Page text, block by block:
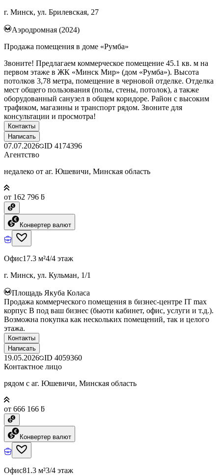
г. Минск, ул. Брилевская, 27
Аэродромная (2024)
Продажа помещения в доме «Румба»
Звоните! Предлагаем коммерческое помещение 45.1 кв. м на
первом этаже в ЖК «Минск Мир» (дом «Румба»). Высота
потолков 3,78 метра, помещение в черновой отделке. Отделка
мест общего пользования (полы, стены, потолок), а также
оборудованный санузел в общем коридоре. Район с высоким
трафиком, магазины и транспорт рядом. Звоните для
консультации и просмотра!
Контакты
Написать
07.07.2026 ID 4174396
Агентство
недалеко от аг. Юшевичи, Минская область
от 162 796 ƃ
Конвертер валют
Офис17.3 м²4/4 этаж
г. Минск, ул. Кульман, 1/1
Площадь Якуба Коласа
Продажа коммерческого помещения в бизнес-центре IT max
корпус B под ваш бизнес (бьюти кабинет, офис, услуги и т.д.).
Возможна покупка как нескольких помещений, так и целого
этажа.
Контакты
Написать
19.05.2026 ID 4059360
Контактное лицо
рядом с аг. Юшевичи, Минская область
от 666 166 ƃ
Конвертер валют
Офис81.3 м²3/4 этаж